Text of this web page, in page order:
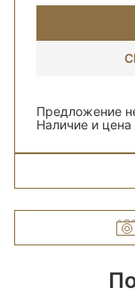
Предложение
Наличие и